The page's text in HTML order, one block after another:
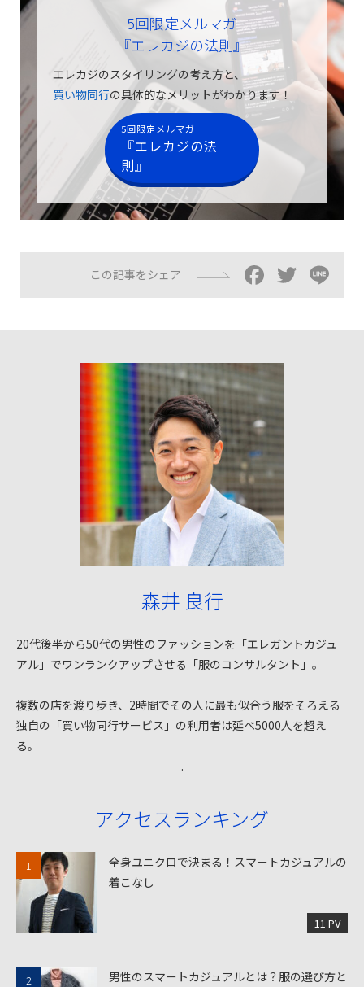
5回限定メルマガ
『エレカジの法則』
エレカジのスタイリングの考え方と、
買い物同行の具体的なメリットがわかります！
5回限定メルマガ
『エレカジの法
則』
この記事をシェア
森井 良行
20代後半から50代の男性のファッションを「エレガントカジュ
アル」でワンランクアップさせる「服のコンサルタント」。
複数の店を渡り歩き、2時間でその人に最も似合う服をそろえる
独自の「買い物同行サービス」の利用者は延べ5000人を超え
る。
.
アクセスランキング
全身ユニクロで決まる！スマートカジュアルの
着こなし
11 PV
男性のスマートカジュアルとは？服の選び方と